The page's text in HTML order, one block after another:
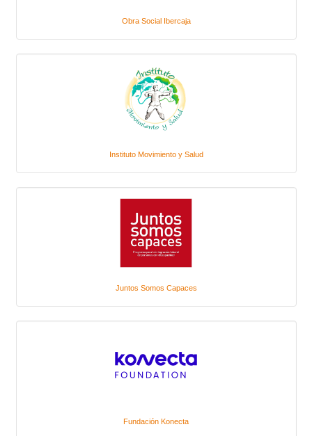
Obra Social Ibercaja
Instituto Movimiento y Salud
Juntos Somos Capaces
Fundación Konecta